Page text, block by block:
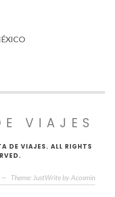
VIAJES
DE VIAJES. ALL RIGHTS
— Theme: JustWrite by Acosmin